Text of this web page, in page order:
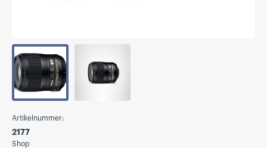
Artikelnummer:
2177
Shop